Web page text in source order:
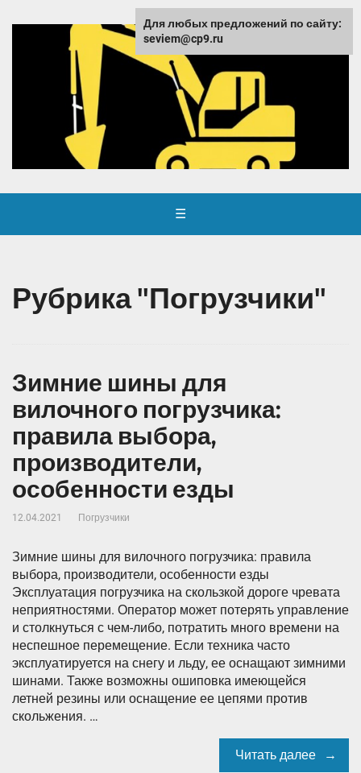
☰
Рубрика "Погрузчики"
Зимние шины для
вилочного погрузчика:
правила выбора,
производители,
особенности езды
12.04.2021 Погрузчики
Зимние шины для вилочного погрузчика: правила
выбора, производители, особенности езды
Эксплуатация погрузчика на скользкой дороге чревата
неприятностями. Оператор может потерять управление
и столкнуться с чем-либо, потратить много времени на
неспешное перемещение. Если техника часто
эксплуатируется на снегу и льду, ее оснащают зимними
шинами. Также возможны ошиповка имеющейся
летней резины или оснащение ее цепями против
скольжения. …
Читать далее
Для любых предложений по сайту:
seviem@cp9.ru